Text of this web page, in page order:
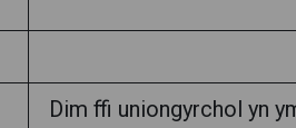
Dim ffi uniongyrchol yn